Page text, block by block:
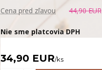
Cena pred zľavou 44,90 EUR
Nie sme platcovia DPH
34,90 EUR/ks